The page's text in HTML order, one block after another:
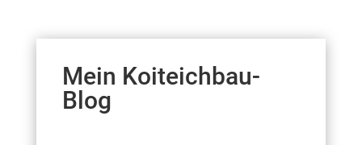
Mein Koiteichbau-
Blog